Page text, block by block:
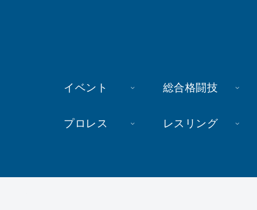
イベント 総合格闘技
プロレス レスリング